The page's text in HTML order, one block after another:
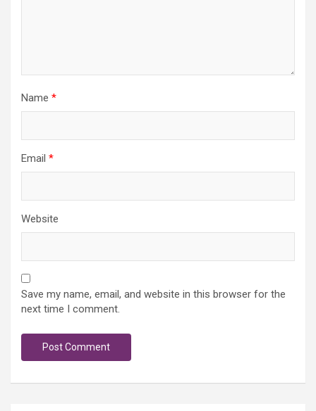
Name *
Email *
Website
Save my name, email, and website in this browser for the
next time I comment.